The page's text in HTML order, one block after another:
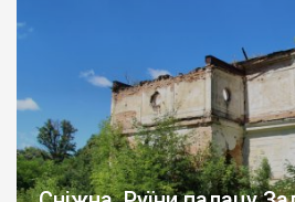
сіл. У селі є мурована Михайлівська